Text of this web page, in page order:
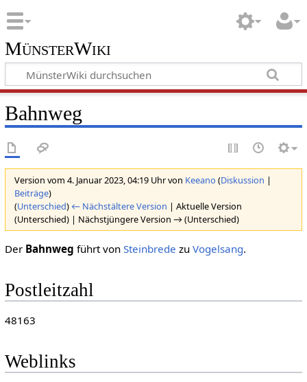
MünsterWiki
Bahnweg
Version vom 4. Januar 2023, 04:19 Uhr von Keeano (Diskussion |
Beiträge)
(Unterschied) ← Nächstältere Version | Aktuelle Version
(Unterschied) | Nächstjüngere Version → (Unterschied)
Der Bahnweg führt von Steinbrede zu Vogelsang.
Postleitzahl
48163
Weblinks